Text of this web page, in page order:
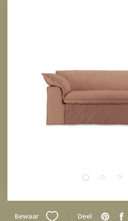
Bewaar Deel